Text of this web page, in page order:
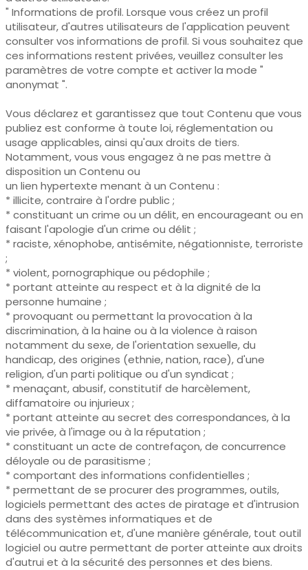
" Informations de profil. Lorsque vous créez un profil
utilisateur, d'autres utilisateurs de l'application peuvent
consulter vos informations de profil. Si vous souhaitez que
ces informations restent privées, veuillez consulter les
paramètres de votre compte et activer la mode "
anonymat ".
Vous déclarez et garantissez que tout Contenu que vous
publiez est conforme à toute loi, réglementation ou
usage applicables, ainsi qu'aux droits de tiers.
Notamment, vous vous engagez à ne pas mettre à
disposition un Contenu ou
un lien hypertexte menant à un Contenu :
* illicite, contraire à l'ordre public ;
* constituant un crime ou un délit, en encourageant ou en
faisant l'apologie d'un crime ou délit ;
* raciste, xénophobe, antisémite, négationniste, terroriste
;
* violent, pornographique ou pédophile ;
* portant atteinte au respect et à la dignité de la
personne humaine ;
* provoquant ou permettant la provocation à la
discrimination, à la haine ou à la violence à raison
notamment du sexe, de l'orientation sexuelle, du
handicap, des origines (ethnie, nation, race), d'une
religion, d'un parti politique ou d'un syndicat ;
* menaçant, abusif, constitutif de harcèlement,
diffamatoire ou injurieux ;
* portant atteinte au secret des correspondances, à la
vie privée, à l'image ou à la réputation ;
* constituant un acte de contrefaçon, de concurrence
déloyale ou de parasitisme ;
* comportant des informations confidentielles ;
* permettant de se procurer des programmes, outils,
logiciels permettant des actes de piratage et d'intrusion
dans des systèmes informatiques et de
télécommunication et, d'une manière générale, tout outil
logiciel ou autre permettant de porter atteinte aux droits
d'autrui et à la sécurité des personnes et des biens.